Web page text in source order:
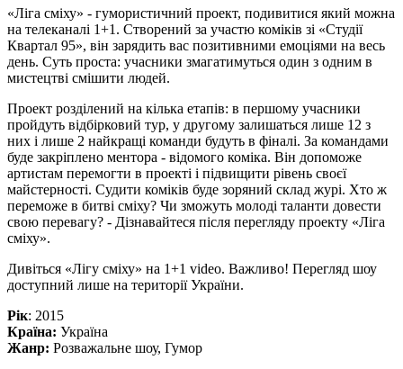
«Ліга сміху» - гумористичний проект, подивитися який можна
на телеканалі 1+1. Створений за участю коміків зі «Студії
Квартал 95», він зарядить вас позитивними емоціями на весь
день. Суть проста: учасники змагатимуться один з одним в
мистецтві смішити людей.
Проект розділений на кілька етапів: в першому учасники
пройдуть відбірковий тур, у другому залишаться лише 12 з
них і лише 2 найкращі команди будуть в фіналі. За командами
буде закріплено ментора - відомого коміка. Він допоможе
артистам перемогти в проекті і підвищити рівень своєї
майстерності. Судити коміків буде зоряний склад журі. Хто ж
переможе в битві сміху? Чи зможуть молоді таланти довести
свою перевагу? - Дізнавайтеся після перегляду проекту «Ліга
сміху».
Дивіться «Лігу сміху» на 1+1 video. Важливо! Перегляд шоу
доступний лише на території України.
Рік: 2015
Країна: Україна
Жанр: Розважальне шоу, Гумор